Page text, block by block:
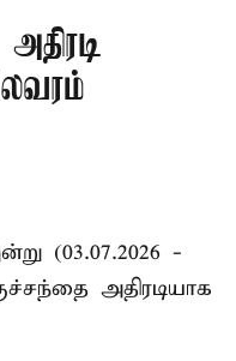
(03.07.2026 -
அதிரடியாக